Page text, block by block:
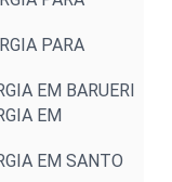
PARA
EM BARUERI
EM
EM SANTO